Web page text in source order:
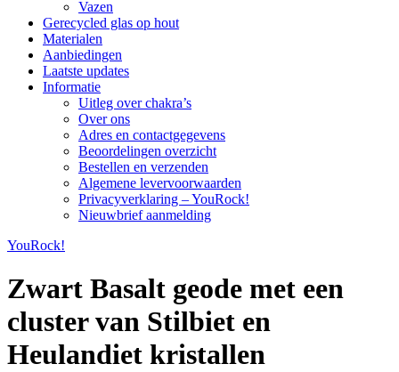
Vazen
Gerecycled glas op hout
Materialen
Aanbiedingen
Laatste updates
Informatie
Uitleg over chakra’s
Over ons
Adres en contactgegevens
Beoordelingen overzicht
Bestellen en verzenden
Algemene levervoorwaarden
Privacyverklaring – YouRock!
Nieuwbrief aanmelding
YouRock!
Zwart Basalt geode met een
cluster van Stilbiet en
Heulandiet kristallen